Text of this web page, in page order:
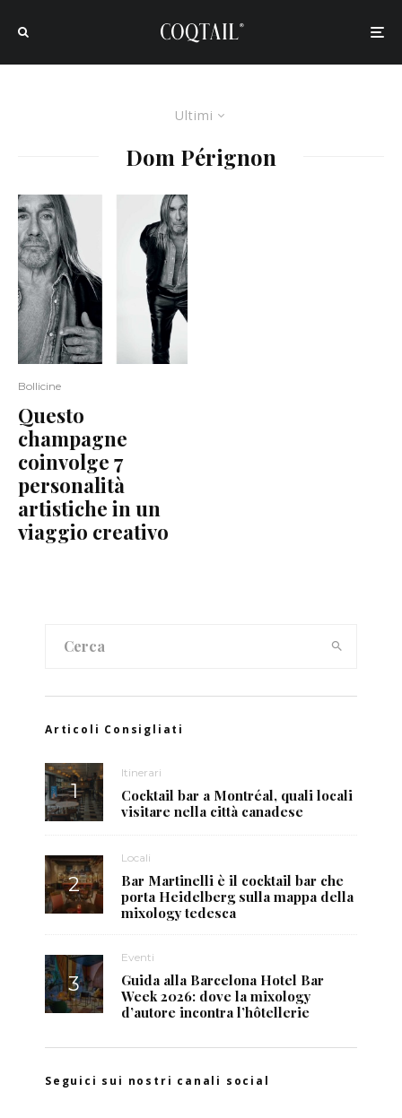
Ultimi
Dom Pérignon
Bollicine
Questo
champagne
coinvolge 7
personalità
artistiche in un
viaggio creativo
Articoli Consigliati
Itinerari
Cocktail bar a Montréal, quali locali
visitare nella città canadese
Locali
Bar Martinelli è il cocktail bar che
porta Heidelberg sulla mappa della
mixology tedesca
Eventi
Guida alla Barcelona Hotel Bar
Week 2026: dove la mixology
d’autore incontra l’hôtellerie
Seguici sui nostri canali social